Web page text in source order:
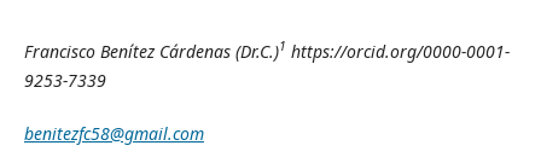
Francisco Benítez Cárdenas (Dr.C.)1 https://orcid.org/0000-0001-
9253-7339
benitezfc58@gmail.com